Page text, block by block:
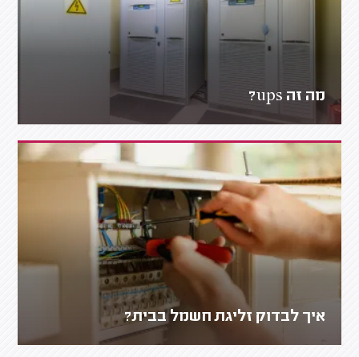
מה זה ups?
איך לבדוק זליגת חשמל בבית?